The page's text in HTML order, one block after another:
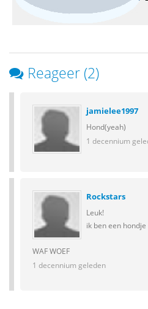
Reageer (2)
jamielee1997
Hond(yeah)
1 decennium
Rockstars
Leuk!
ik ben een hondje
WAF WOEF
1 decennium geleden